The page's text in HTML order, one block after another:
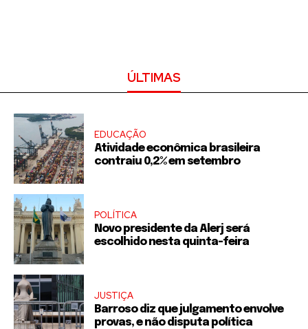
ÚLTIMAS
EDUCAÇÃO
Atividade econômica brasileira
contraiu 0,2% em setembro
POLÍTICA
Novo presidente da Alerj será
escolhido nesta quinta-feira
JUSTIÇA
Barroso diz que julgamento envolve
provas, e não disputa política